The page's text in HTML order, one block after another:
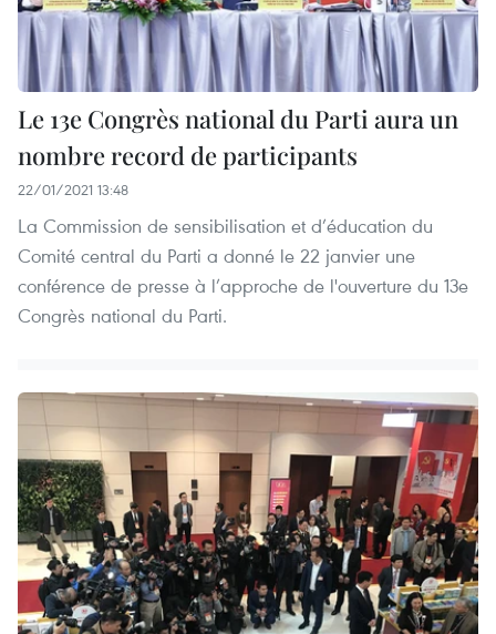
Le 13e Congrès national du Parti aura un
nombre record de participants
22/01/2021 13:48
La Commission de sensibilisation et d’éducation du
Comité central du Parti a donné le 22 janvier une
conférence de presse à l’approche de l'ouverture du 13e
Congrès national du Parti.